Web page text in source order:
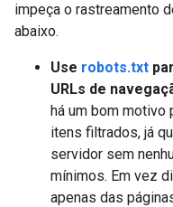
impeça o rastreamento
abaixo.
Use robots.txt
URLs de
há um bom motivo
itens filtrados, já
servidor sem
mínimos. Em vez
apenas das